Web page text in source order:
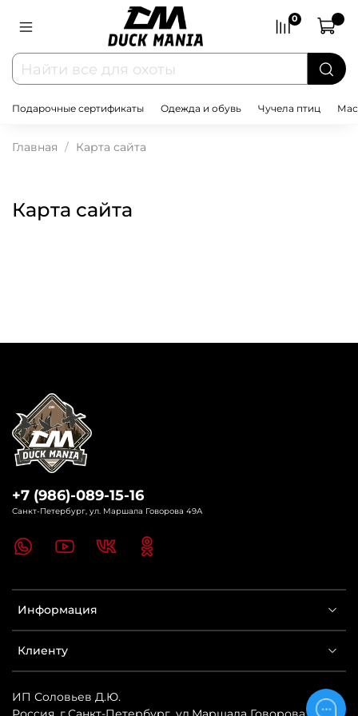
0
Подарочные сертификаты Одежда и обувь Чучела птиц
Главная Карта сайта
Карта сайта
Информация
Клиенту
+7 (986)-089-15-16
Санкт-Петербург, ул. Маршала Говорова 49А
ИП Соловьев Д.Ю.